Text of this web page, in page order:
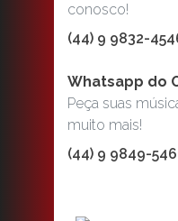
conosco!
(44) 9 9832-
Whatsapp do
Peça suas
muito mais!
(44) 9 9849-